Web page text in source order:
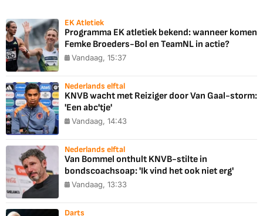
EK Atletiek
Programma EK atletiek bekend: wanneer komen
Femke Broeders-Bol en TeamNL in actie?
Vandaag, 15:37
Nederlands elftal
KNVB wacht met Reiziger door Van Gaal-storm:
'Een abc'tje'
Vandaag, 14:43
Nederlands elftal
Van Bommel onthult KNVB-stilte in
bondscoachsoap: 'Ik vind het ook niet erg'
Vandaag, 13:33
Darts